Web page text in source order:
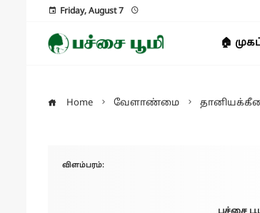
Friday, August 7
🏠
Home வேளாண்மை
விளம்பரம்: